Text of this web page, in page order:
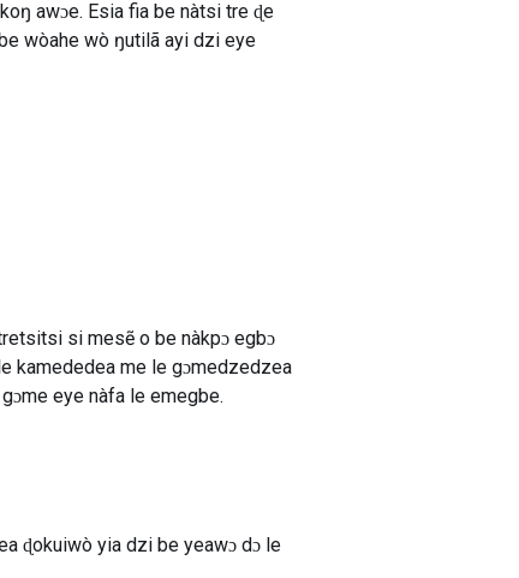
awɔe. Esia fia be nàtsi tre ɖe
wòahe wò ŋutilã ayi dzi eye
si mesẽ o be nàkpɔ egbɔ
kamededea me le gɔmedzedzea
eye nàfa le emegbe.
ɖokuiwò yia dzi be yeawɔ dɔ le